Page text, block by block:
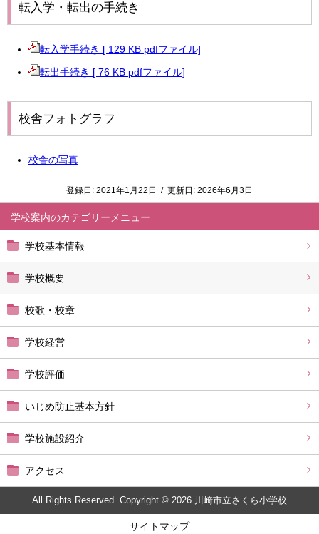
学校案内
学校基本情報
学校概要
校歌・校章
学校経営
学校評価
いじめ防止基本方針
学校施設紹介
アクセス
転入学・転出の手続き
転入学手続き [ 129 KB pdfファイル]
転出手続き [ 76 KB pdfファイル]
校舎フォトグラフ
校舎の写真
登録日: 2021年1月22日 / 更新日: 2026年6月3日
All Rights Reserved. Copyright © 2026 川崎市立さくら小学校
サイトマップ